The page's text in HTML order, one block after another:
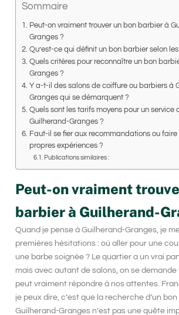
Sommaire
Peut-on vraiment trouver un bon barbier à
Granges ?
Qu’est-ce qui définit un bon barbier selon
Quels critères pour reconnaître un bon
Granges ?
Y a-t-il des salons de coiffure ou barbiers à
Granges qui se démarquent ?
Quels sont les tarifs moyens pour un service
Guilherand-Granges ?
Faut-il se fier aux recommandations ou
propres expériences ?
Publications similaires :
Peut-on vraiment
barbier à Guilherand-
Quand je pense à Guilherand-Granges , je
premières hésitations : où aller pour une
une barbe soignée ? Le quartier a un vrai
mais avec autant de salons, on se demande
peut vraiment répondre à nos attentes.
je peux dire, c’est que la recherche d’un
Guilherand-Granges n’est pas une quête